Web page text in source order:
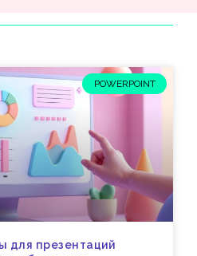
POWERPOINT
для презентаций